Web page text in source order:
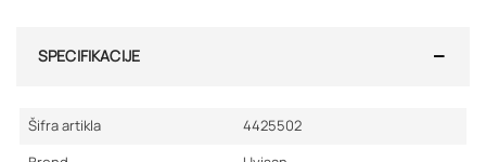
SPECIFIKACIJE
Šifra artikla
4425502